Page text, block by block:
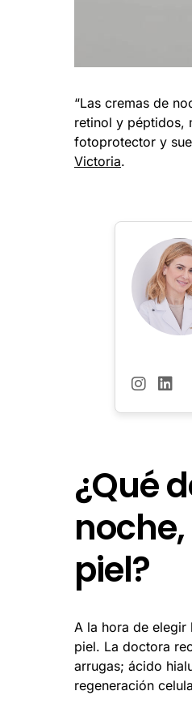
“Las cremas de
retinol y péptidos,
fotoprotector y
Victoria.
¿Qué
piel?
A la hora de elegir
piel. La doctora
arrugas; ácido
regeneración